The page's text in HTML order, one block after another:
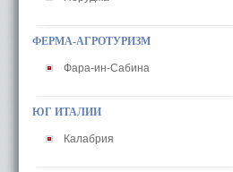
ФЕРМА-АГРОТУРИЗМ
Фара-ин-Сабина
ЮГ ИТАЛИИ
Калабрия